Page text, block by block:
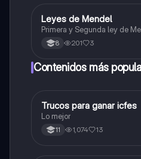
Biologia
Leyes de Mendel
Primera y Segunda ley de
8 201 3
Contenidos más
Química
Trucos para ganar icfes
Lo mejor
11 1,074 13